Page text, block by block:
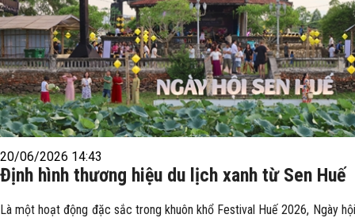
20/06/2026 14:43
Định hình thương hiệu du lịch xanh từ Sen Huế
Là một hoạt động đặc sắc trong khuôn khổ Festival Huế 2026, Ngày